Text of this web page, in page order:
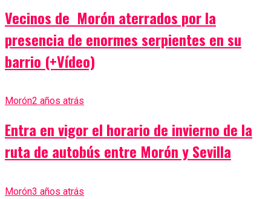
Vecinos de Morón aterrados por la
presencia de enormes serpientes en su
barrio (+Vídeo)
Morón2 años atrás
Entra en vigor el horario de invierno de la
ruta de autobús entre Morón y Sevilla
Morón3 años atrás